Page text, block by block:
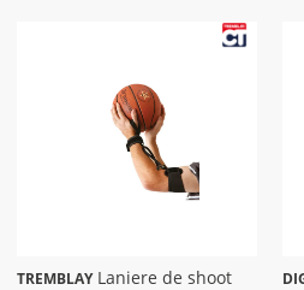
TREMBLAY Laniere de shoot